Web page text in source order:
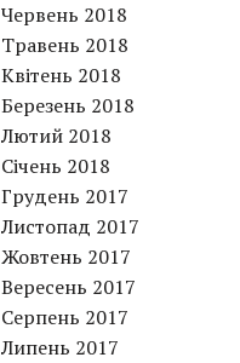
Червень 2018
Травень 2018
Квітень 2018
Березень 2018
Лютий 2018
Січень 2018
Грудень 2017
Листопад 2017
Жовтень 2017
Вересень 2017
Серпень 2017
Липень 2017